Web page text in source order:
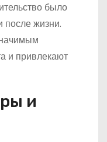
было
после жизни.
и привлекают
и